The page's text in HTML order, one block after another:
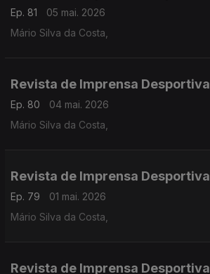
Ep. 81
05 mai. 2026
Mário Silva da Costa,
Revista de Imprensa Desportiva
Ep. 80
04 mai. 2026
Mário Silva da Costa,
Revista de Imprensa Desportiva
Ep. 79
01 mai. 2026
Mário Silva da Costa,
Revista de Imprensa Desportiva